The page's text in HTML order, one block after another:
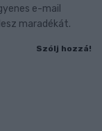
e-mail
maradékát.
Szólj hozzá!